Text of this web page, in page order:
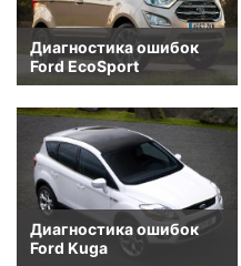
Диагностика ошибок
Ford EcoSport
Диагностика ошибок
Ford Kuga